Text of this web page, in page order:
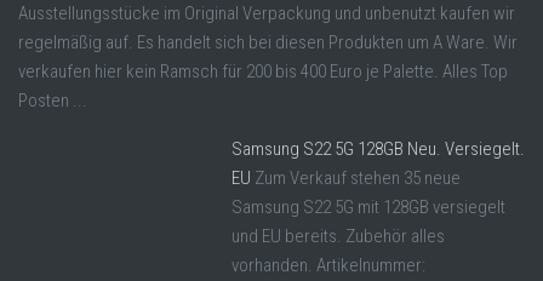
Ausstellungsstücke im Original Verpackung und unbenutzt kaufen wir
regelmäßig auf. Es handelt sich bei diesen Produkten um A Ware. Wir
verkaufen hier kein Ramsch für 200 bis 400 Euro je Palette. Alles Top
Posten ...
Samsung S22 5G 128GB Neu. Versiegelt.
EU Zum Verkauf stehen 35 neue
Samsung S22 5G mit 128GB versiegelt
und EU bereits. Zubehör alles
vorhanden. Artikelnummer: